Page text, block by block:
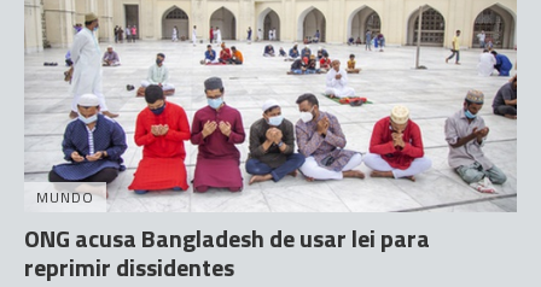
MUNDO
ONG acusa Bangladesh de usar lei para
reprimir dissidentes